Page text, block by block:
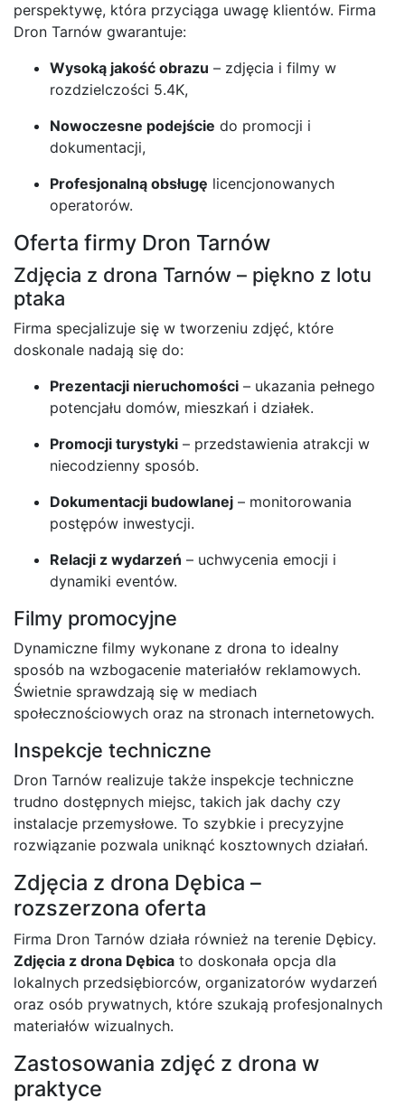
perspektywę, która przyciąga uwagę klientów. Firma
Dron Tarnów gwarantuje:
Wysoką jakość obrazu – zdjęcia i filmy w
rozdzielczości 5.4K,
Nowoczesne podejście do promocji i
dokumentacji,
Profesjonalną obsługę licencjonowanych
operatorów.
Oferta firmy Dron Tarnów
Zdjęcia z drona Tarnów – piękno z lotu
ptaka
Firma specjalizuje się w tworzeniu zdjęć, które
doskonale nadają się do:
Prezentacji nieruchomości – ukazania pełnego
potencjału domów, mieszkań i działek.
Promocji turystyki – przedstawienia atrakcji w
niecodzienny sposób.
Dokumentacji budowlanej – monitorowania
postępów inwestycji.
Relacji z wydarzeń – uchwycenia emocji i
dynamiki eventów.
Filmy promocyjne
Dynamiczne filmy wykonane z drona to idealny
sposób na wzbogacenie materiałów reklamowych.
Świetnie sprawdzają się w mediach
społecznościowych oraz na stronach internetowych.
Inspekcje techniczne
Dron Tarnów realizuje także inspekcje techniczne
trudno dostępnych miejsc, takich jak dachy czy
instalacje przemysłowe. To szybkie i precyzyjne
rozwiązanie pozwala uniknąć kosztownych działań.
Zdjęcia z drona Dębica –
rozszerzona oferta
Firma Dron Tarnów działa również na terenie Dębicy.
Zdjęcia z drona Dębica to doskonała opcja dla
lokalnych przedsiębiorców, organizatorów wydarzeń
oraz osób prywatnych, które szukają profesjonalnych
materiałów wizualnych.
Zastosowania zdjęć z drona w
praktyce